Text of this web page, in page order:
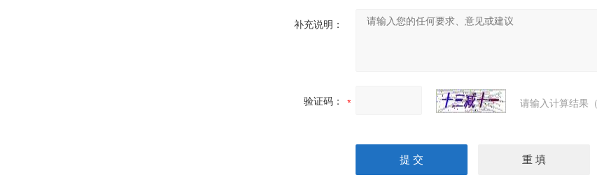
补充说明：
验证码： 请输入计算结果